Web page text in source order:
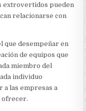
extrovertidos pueden
relacionarse con
que desempeñar en
de equipos que
miembro del
individuo
a las empresas a
ofrecer.